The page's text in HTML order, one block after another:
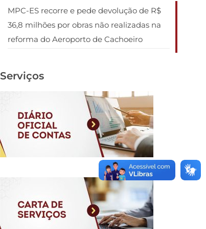
MPC-ES recorre e pede devolução de R$
36,8 milhões por obras não realizadas na
reforma do Aeroporto de Cachoeiro
Serviços